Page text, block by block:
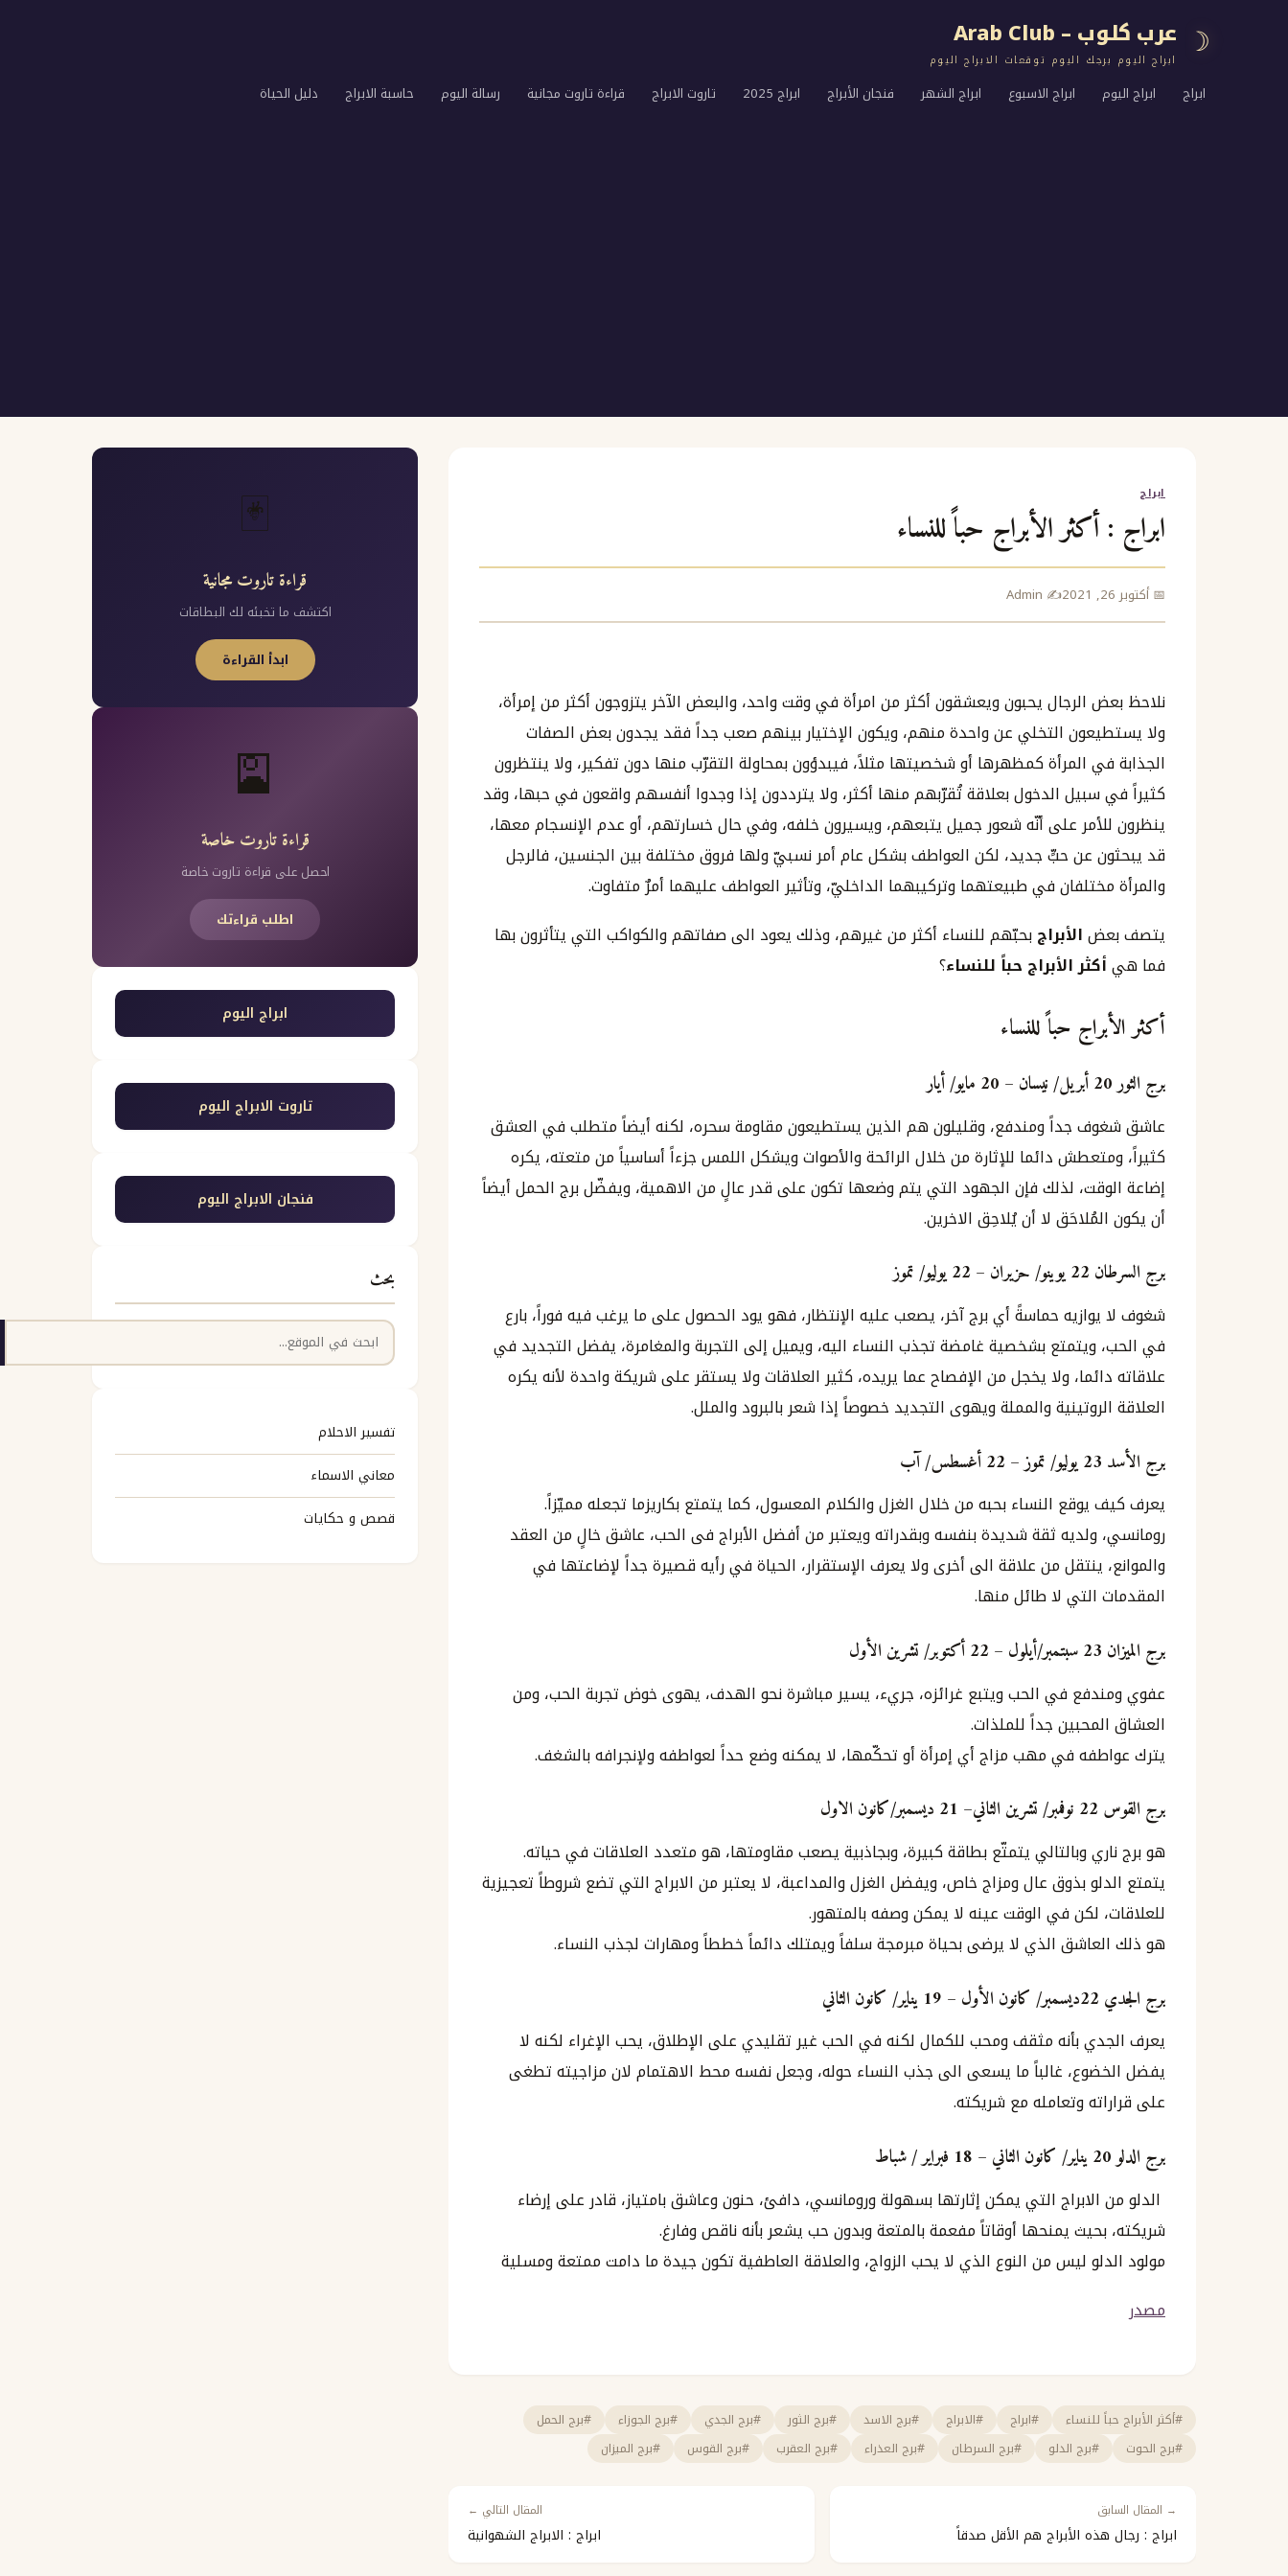
☽ عرب كلوب – Arab Club
ابراج اليوم برجك اليوم توقعات الابراج اليوم
ابراج ابراج اليوم ابراج الاسبوع ابراج الشهر فنجان الأبراج ابراج 2025 تاروت الابراج قراءة تاروت مجانية رسالة اليوم حاسبة الابراج دليل الحياة
ابراج
ابراج : أكثر الأبراج حباً للنساء
📅 أكتوبر 26, 2021 ✍️ Admin
نلاحظ بعض الرجال يحبون ويعشقون أكثر من امرأة في وقت واحد، والبعض الآخر يتزوجون أكثر من إمرأة،
ولا يستطيعون التخلي عن واحدة منهم، ويكون الإختيار بينهم صعب جداً فقد يجدون بعض الصفات
الجذابة في المرأة كمظهرها أو شخصيتها مثلاً، فيبدؤون بمحاولة التقرّب منها دون تفكير، ولا ينتظرون
كثيراً في سبيل الدخول بعلاقة تُقرّبهم منها أكثر، ولا يترددون إذا وجدوا أنفسهم واقعون في حبها، وقد
ينظرون للأمر على أنّه شعور جميل يتبعهم، ويسيرون خلفه، وفي حال خسارتهم، أو عدم الإنسجام معها،
قد يبحثون عن حبٍّ جديد، لكن العواطف بشكل عام أمر نسبيّ ولها فروق مختلفة بين الجنسين، فالرجل
والمرأة مختلفان في طبيعتهما وتركيبهما الداخليّ، وتأثير العواطف عليهما أمرٌ متفاوت.
يتصف بعضالأبراجبحبّهم للنساء أكثر من غيرهم، وذلك يعود الى صفاتهم والكواكب التي يتأثرون بها
فما هيأكثر الأبراج حباً للنساء؟
أكثر الأبراج حباً للنساء
برج الثور20 أبريل/نيسان – 20 مايو/أيار
عاشق شغوف جداً ومندفع، وقليلون هم الذين يستطيعون مقاومة سحره، لكنه أيضاً متطلب في العشق
كثيراً، ومتعطش دائما للإثارة من خلال الرائحة والأصوات ويشكل اللمس جزءاً أساسياً من متعته، يكره
إضاعة الوقت، لذلك فإن الجهود التي يتم وضعها تكون على قدر عالٍ من الاهمية، ويفضّل برج الحمل أيضاً
أن يكون المُلاحَق لا أن يُلاحِق الاخرين.
برج السرطان يوينو/حزيران – 22 يوليو/تموز
شغوف لا يوازيه حماسةً أي برج آخر، يصعب عليه الإنتظار، فهو يود الحصول على ما يرغب فيه فوراً، بارع
في الحب، ويتمتع بشخصية غامضة تجذب النساء اليه، ويميل إلى التجربة والمغامرة، يفضل التجديد في
علاقاته دائما، ولا يخجل من الإفصاح عما يريده، كثير العلاقات ولا يستقر على شريكة واحدة لأنه يكره
العلاقة الروتينية والمملة ويهوى التجديد خصوصاً إذا شعر بالبرود والملل.
برج الأسد يوليو/تموز– 22 أغسطس/آب
يعرف كيف يوقع النساء بحبه من خلال الغزل والكلام المعسول، كما يتمتع بكاريزما تجعله مميّزاً.
رومانسي، ولديه ثقة شديدة بنفسه وبقدراته ويعتبر من أفضل الأبراج فى الحب، عاشق خالٍ من العقد
والموانع، ينتقل من علاقة الى أخرى ولا يعرف الإستقرار، الحياة في رأيه قصيرة جداً لإضاعتها في
المقدمات التي لا طائل منها.
برج الميزان سبتمبر/أيلول – 22 أكتوبر/تشرين الأول
عفوي ومندفع في الحب ويتبع غرائزه، جريء، يسير مباشرة نحو الهدف، يهوى خوض تجربة الحب، ومن
العشاق المحبين جداً للملذات.
يترك عواطفه في مهب مزاج أي إمرأة أو تحكّمها، لا يمكنه وضع حداً لعواطفه ولإنجرافه بالشغف.
برج القوس نوفمبر/تشرين الثاني– 21 ديسمبر/كانون الاول
هو برج ناري وبالتالي يتمتّع بطاقة كبيرة، وبجاذبية يصعب مقاومتها، هو متعدد العلاقات في حياته.
يتمتع الدلو بذوق عال ومزاج خاص، ويفضل الغزل والمداعبة، لا يعتبر من الابراج التي تضع شروطاً تعجيزية
للعلاقات، لكن في الوقت عينه لا يمكن وصفه بالمتهور.
هو ذلك العاشق الذي لا يرضى بحياة مبرمجة سلفاً ويمتلك دائماً خططاً ومهارات لجذب النساء.
برج الجدي 22ديسمبر/ كانون الأول – 19 يناير/ كانون الثاني
يعرف الجدي بأنه مثقف ومحب للكمال لكنه في الحب غير تقليدي على الإطلاق، يحب الإغراء لكنه لا
يفضل الخضوع، غالباً ما يسعى الى جذب النساء حوله، وجعل نفسه محط الاهتمام لان مزاجيته تطغى
على قراراته وتعامله مع شريكته.
برج الدلو20 يناير/ كانون الثاني – 18 فبراير/شباط
الدلو من الابراج التي يمكن إثارتها بسهولة ورومانسي، دافئ، حنون وعاشق بامتياز، قادر على إرضاء
شريكته، بحيث يمنحها أوقاتاً مفعمة بالمتعة وبدون حب يشعر بأنه ناقص وفارغ.
مولود الدلو ليس من النوع الذي لا يحب الزواج، والعلاقة العاطفية تكون جيدة ما دامت ممتعة ومسلية
مصدر
#أكثر الأبراج حباً للنساء #ابراج #الابراج #برج الاسد #برج الثور #برج الجدي #برج الجوزاء
#برج الحمل
#برج الحوت
#برج الدلو #برج السرطان #برج العذراء #برج العقرب #برج القوس #برج الميزان
→ المقال السابق
ابراج : رجال هذه الأبراج هم الأقل صدقاً
المقال التالي ←
ابراج : الابراج الشهوانية
🃏
قراءة تاروت مجانية
اكتشف ما تخبئه لك البطاقات
ابدأ القراءة
🎴
قراءة تاروت خاصة
احصل على قراءة تاروت خاصة
اطلب قراءتك
ابراج اليوم
تاروت الابراج اليوم
فنجان الابراج اليوم
بحث
البحث
تفسير الاحلام
معاني الاسماء
قصص و حكايات